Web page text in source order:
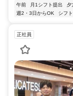
午前
月1シフト提出 夕
週2・3日からOK
シフ
正社員